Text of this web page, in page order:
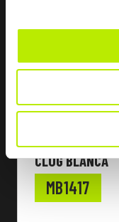
CLOG BLANCA
MB1417